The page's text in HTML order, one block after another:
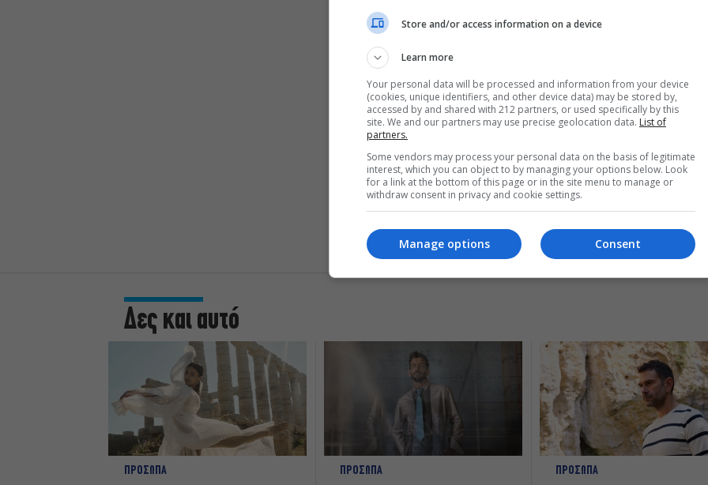
Δες και αυτό
ΠΡΟΣΩΠΑ ΠΡΟΣΩΠΑ ΠΡΟΣΩΠΑ
Store and/or access information on a device
Learn more
Your personal data will be processed and information from your device
(cookies, unique identifiers, and other device data) may be stored by,
accessed by and shared with 212 partners, or used specifically by this
site. We and our partners may use precise geolocation data. List of
partners.
Some vendors may process your personal data on the basis of legitimate
interest, which you can object to by managing your options below. Look
for a link at the bottom of this page or in the site menu to manage or
withdraw consent in privacy and cookie settings.
Consent
Manage options